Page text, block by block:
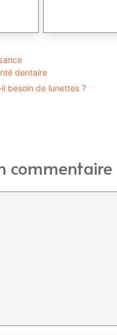
dentaire
besoin de lunettes ?
commentaire